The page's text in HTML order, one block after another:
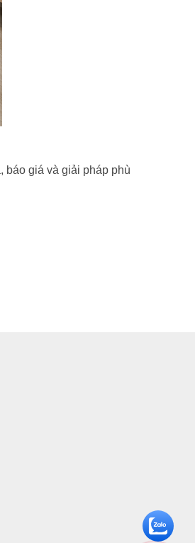
báo giá và giải pháp phù